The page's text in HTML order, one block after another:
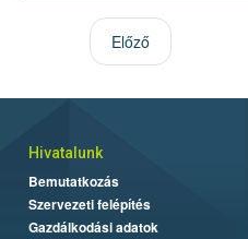
Előző
Hivatalunk
Bemutatkozás
Szervezeti felépítés
Gazdálkodási adatok